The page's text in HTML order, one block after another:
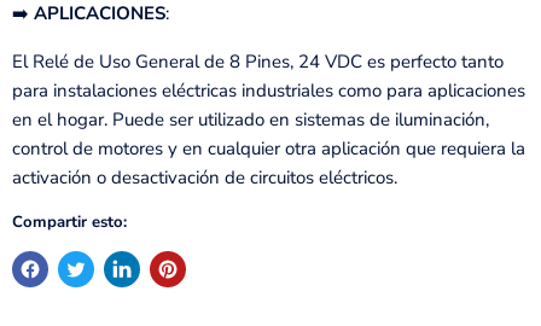
➡️ APLICACIONES:
El Relé de Uso General de 8 Pines, 24 VDC es perfecto tanto
para instalaciones eléctricas industriales como para aplicaciones
en el hogar. Puede ser utilizado en sistemas de iluminación,
control de motores y en cualquier otra aplicación que requiera la
activación o desactivación de circuitos eléctricos.
Compartir esto: